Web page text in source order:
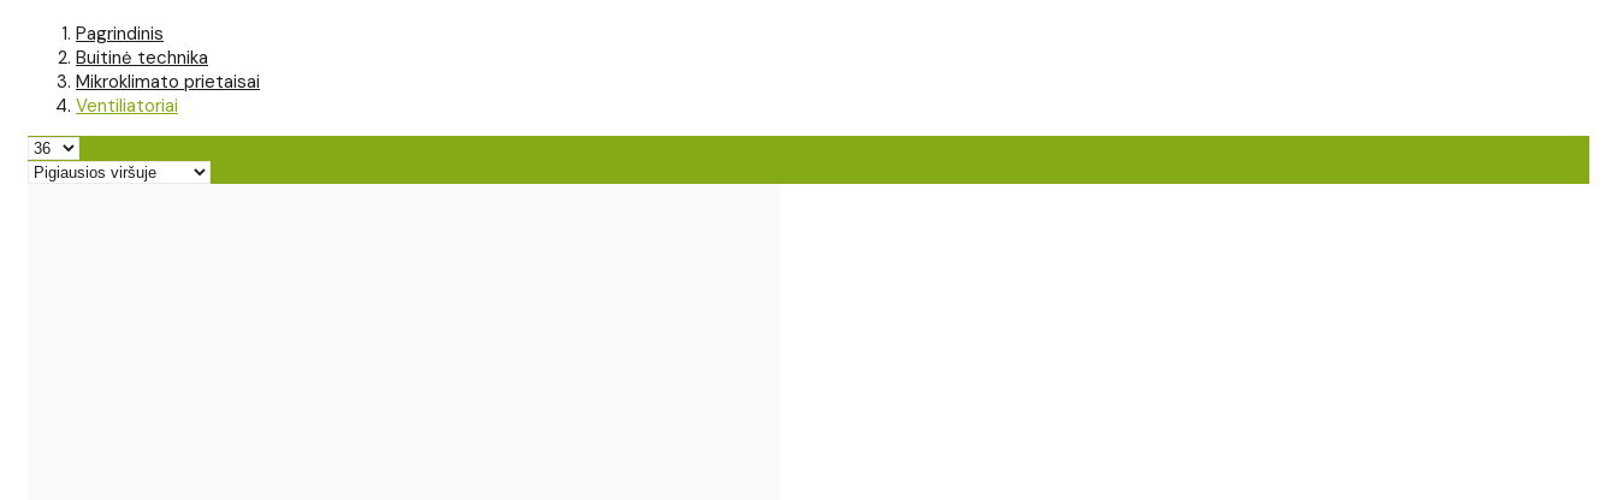
Pagrindinis
Buitinė technika
Mikroklimato prietaisai
Ventiliatoriai